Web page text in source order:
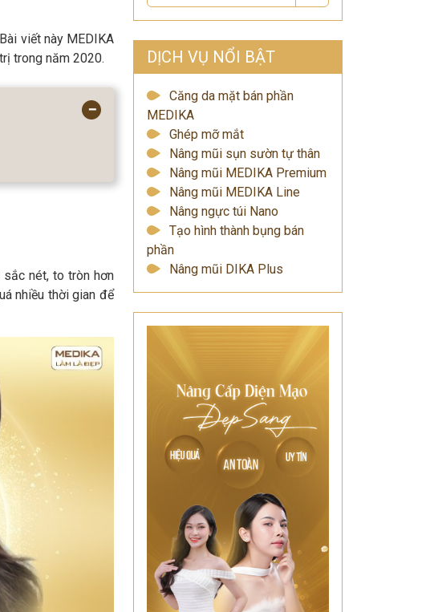
viết này MEDIKA
trong năm 2020.
−
nét, to tròn hơn
nhiều thời gian để
DỊCH VỤ NỔI BẬT
Căng da mặt bán phần
MEDIKA
Ghép mỡ mắt
Nâng mũi sụn sườn tự thân
Nâng mũi MEDIKA Premium
Nâng mũi MEDIKA Line
Nâng ngực túi Nano
Tạo hình thành bụng bán
phần
Nâng mũi DIKA Plus